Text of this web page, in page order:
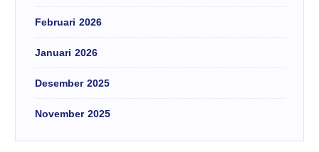
Februari 2026
Januari 2026
Desember 2025
November 2025